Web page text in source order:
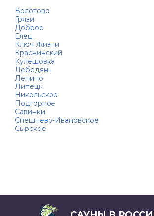
Волотово
Грязи
Доброе
Елец
Ключ Жизни
Краснинский
Кулешовка
Лебедянь
Ленино
Липецк
Никольское
Подгорное
Савинки
Спешнево-Ивановское
Сырское